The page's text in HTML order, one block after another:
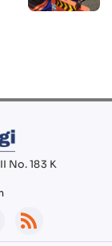
No. 183 K